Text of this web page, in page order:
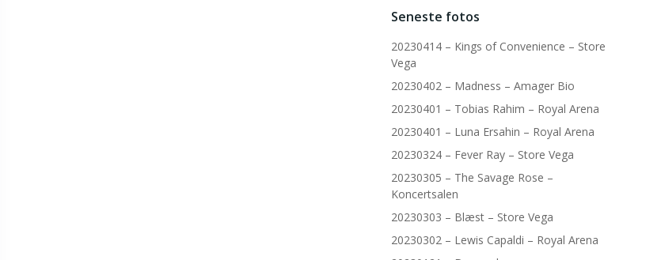
Seneste fotos
20230414 – Kings of Convenience – Store
Vega
20230402 – Madness – Amager Bio
20230401 – Tobias Rahim – Royal Arena
20230401 – Luna Ersahin – Royal Arena
20230324 – Fever Ray – Store Vega
20230305 – The Savage Rose –
Koncertsalen
20230303 – Blæst – Store Vega
20230302 – Lewis Capaldi – Royal Arena